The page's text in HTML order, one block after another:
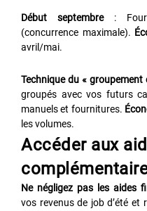
Début septembre:
(concurrence maximale).
avril/mai.
Technique du « groupement
groupés avec vos futurs
manuels et fournitures.
les volumes.
Accéder aux
Ne négligez pas les aides
vos revenus de job d’été et